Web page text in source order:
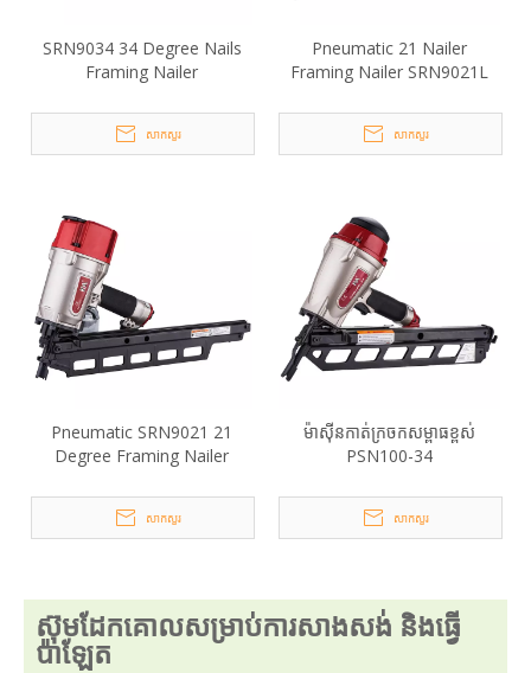
SRN9034 34 Degree Nails
Framing Nailer
សាកសួរ
Pneumatic 21 Nailer
Framing Nailer SRN9021L
សាកសួរ
Pneumatic SRN9021 21
Degree Framing Nailer
សាកសួរ
ម៉ាស៊ីនកាត់ក្រចកសម្ពាធខ្ពស់
PSN100-34
សាកសួរ
ស៊ុមដែកគោលសម្រាប់ការសាងសង់ និងធ្វើ
ប៉ាឡែត